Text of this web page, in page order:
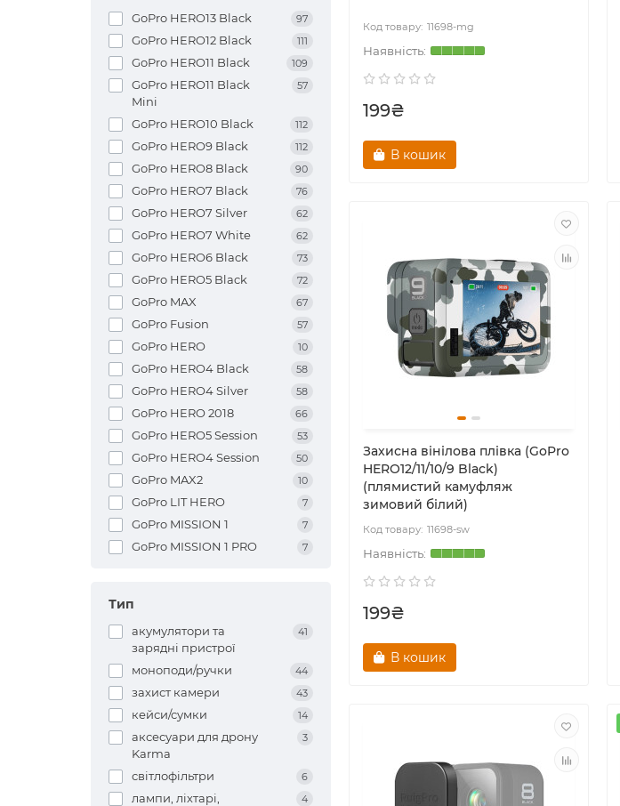
GoPro HERO13 Black 97
GoPro HERO12 Black 111
GoPro HERO11 Black 109
GoPro HERO11 Black
Mini
57
GoPro HERO10 Black 112
GoPro HERO9 Black 112
GoPro HERO8 Black 90
GoPro HERO7 Black 76
GoPro HERO7 Silver 62
GoPro HERO7 White 62
GoPro HERO6 Black 73
GoPro HERO5 Black 72
GoPro MAX 67
GoPro Fusion 57
GoPro HERO 10
GoPro HERO4 Black 58
GoPro HERO4 Silver 58
GoPro HERO 2018 66
GoPro HERO5 Session 53
GoPro HERO4 Session 50
GoPro MAX2 10
GoPro LIT HERO 7
GoPro MISSION 1 7
GoPro MISSION 1 PRO 7
Тип
акумулятори та
зарядні пристрої
41
моноподи/ручки 44
захист камери 43
кейси/сумки 14
аксесуари для дрону
Karma
3
світлофільтри 6
лампи, ліхтарі,
4
11698-mg
199₴
В кошик
Захисна вінілова плівка (GoPro
HERO12/11/10/9 Black)
(плямистий камуфляж
зимовий білий)
11698-sw
199₴
В кошик